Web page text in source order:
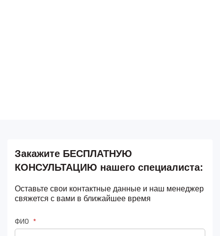
Закажите БЕСПЛАТНУЮ
КОНСУЛЬТАЦИЮ нашего специалиста:
Оставьте свои контактные данные и наш менеджер
свяжется с вами в ближайшее время
ФИО